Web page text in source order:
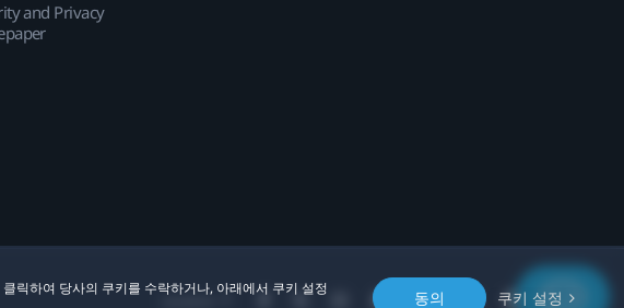
릭하여 당사의 쿠키를 수락하거나, 아래에서 쿠키 설정
동의 쿠키 설정
and Privacy
Location